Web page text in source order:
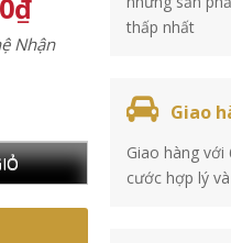
₫
Nhận
thấp nhất
Giao
Giao hàng
cước hợp lý